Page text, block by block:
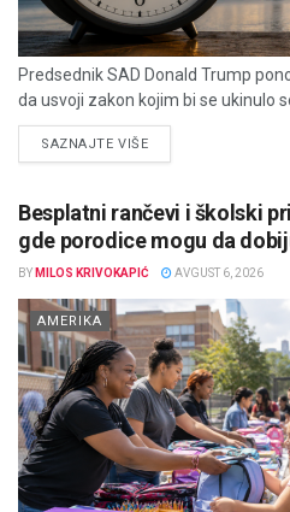
Predsednik SAD Donald Trump
da usvoji zakon kojim bi se ukinulo
SAZNAJTE VIŠEDETAILS
Besplatni rančevi i školski
gde porodice mogu da
BY MILOS KRIVOKAPIĆ AVGUST 6, 2026
AMERIKA